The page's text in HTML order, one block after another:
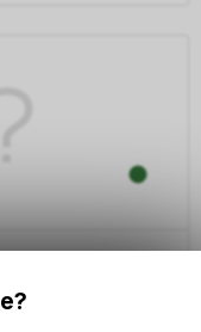
5W Federgabelöl